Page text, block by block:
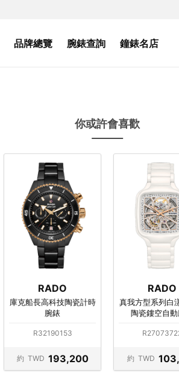
品牌總覽 腕錶查詢 鐘錶名店
你或許會喜歡
RADO
庫克船長高科技陶瓷計時
腕錶
R32190153
約 TWD 193,200
RADO
真我方型系列白
陶瓷鏤空自
約 TWD